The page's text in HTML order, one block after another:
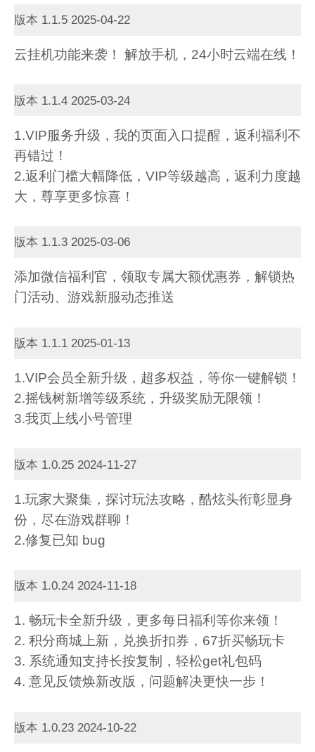
版本 1.1.5 2025-04-22
云挂机功能来袭！ 解放手机，24小时云端在线！
版本 1.1.4 2025-03-24
1.VIP服务升级，我的页面入口提醒，返利福利不
再错过！
2.返利门槛大幅降低，VIP等级越高，返利力度越
大，尊享更多惊喜！
版本 1.1.3 2025-03-06
添加微信福利官，领取专属大额优惠券，解锁热
门活动、游戏新服动态推送
版本 1.1.1 2025-01-13
1.VIP会员全新升级，超多权益，等你一键解锁！
2.摇钱树新增等级系统，升级奖励无限领！
3.我页上线小号管理
版本 1.0.25 2024-11-27
1.玩家大聚集，探讨玩法攻略，酷炫头衔彰显身
份，尽在游戏群聊！
2.修复已知 bug
版本 1.0.24 2024-11-18
1. 畅玩卡全新升级，更多每日福利等你来领！
2. 积分商城上新，兑换折扣券，67折买畅玩卡
3. 系统通知支持长按复制，轻松get礼包码
4. 意见反馈焕新改版，问题解决更快一步！
版本 1.0.23 2024-10-22